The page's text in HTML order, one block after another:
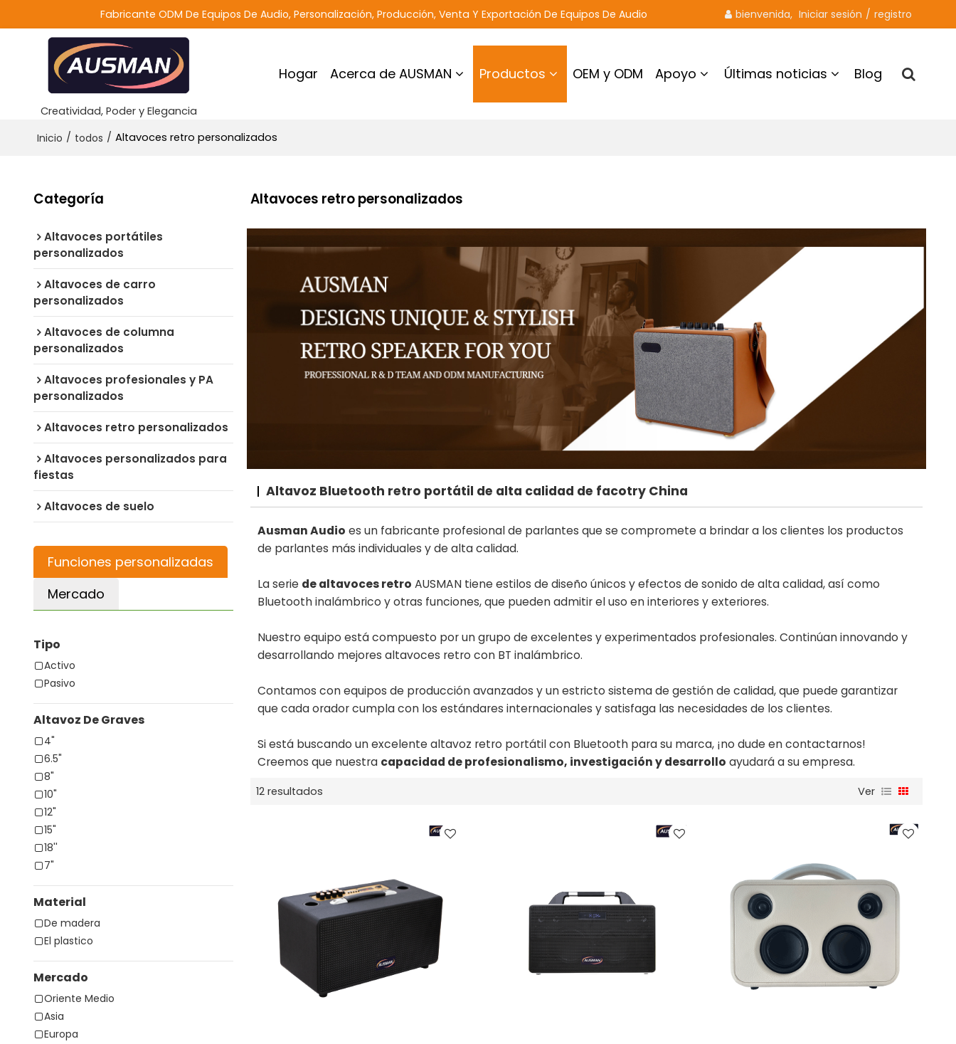
Fabricante ODM De Equipos De Audio, Personalización, Producción, Venta Y Exportación De Equipos De Audio bienvenida, Iniciar sesión / registro
Creatividad, Poder y Elegancia
Hogar Acerca de AUSMAN Productos OEM y ODM Apoyo Últimas noticias Blog
Inicio / todos / Altavoces retro personalizados
Categoría
Altavoces portátiles
personalizados
Altavoces de carro
personalizados
Altavoces de columna
personalizados
Altavoces profesionales y PA
personalizados
Altavoces retro personalizados
Altavoces personalizados para
fiestas
Altavoces de suelo
Funciones personalizadas
Mercado
Tipo
Activo
Pasivo
Altavoz De Graves
4"
6.5"
8"
10"
12"
15"
18''
7"
Material
De madera
El plastico
Mercado
Oriente Medio
Asia
Europa
Altavoces retro personalizados
Altavoz Bluetooth retro portátil de alta calidad de facotry China
Ausman Audio es un fabricante profesional de parlantes que se compromete a brindar a los clientes los productos
de parlantes más individuales y de alta calidad.
La serie de altavoces retro AUSMAN tiene estilos de diseño únicos y efectos de sonido de alta calidad, así como
Bluetooth inalámbrico y otras funciones, que pueden admitir el uso en interiores y exteriores.
Nuestro equipo está compuesto por un grupo de excelentes y experimentados profesionales. Continúan innovando y
desarrollando mejores altavoces retro con BT inalámbrico.
Contamos con equipos de producción avanzados y un estricto sistema de gestión de calidad, que puede garantizar
que cada orador cumpla con los estándares internacionales y satisfaga las necesidades de los clientes.
Si está buscando un excelente altavoz retro portátil con Bluetooth para su marca, ¡no dude en contactarnos!
Creemos que nuestra capacidad de profesionalismo, investigación y desarrollo ayudará a su empresa.
12 resultados Ver